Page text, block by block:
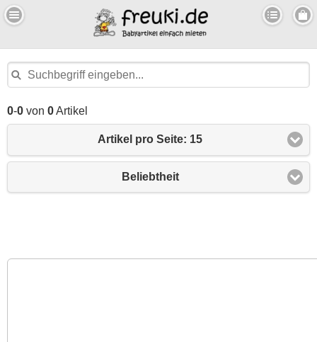
0-0 von 0Artikel
Artikel pro Seite: 15
Beliebtheit